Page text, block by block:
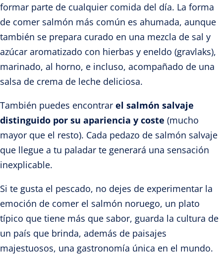
formar parte de cualquier comida del día. La forma
de comer salmón más común es ahumada, aunque
también se prepara curado en una mezcla de sal y
azúcar aromatizado con hierbas y eneldo (gravlaks),
marinado, al horno, e incluso, acompañado de una
salsa de crema de leche deliciosa.
También puedes encontrar el salmón salvaje
distinguido por su apariencia y coste (mucho
mayor que el resto). Cada pedazo de salmón salvaje
que llegue a tu paladar te generará una sensación
inexplicable.
Si te gusta el pescado, no dejes de experimentar la
emoción de comer el salmón noruego, un plato
típico que tiene más que sabor, guarda la cultura de
un país que brinda, además de paisajes
majestuosos, una gastronomía única en el mundo.